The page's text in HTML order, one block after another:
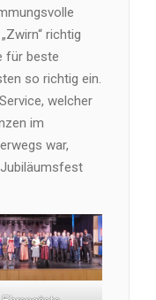
richtig
für beste
so richtig ein.
welcher
im
war,